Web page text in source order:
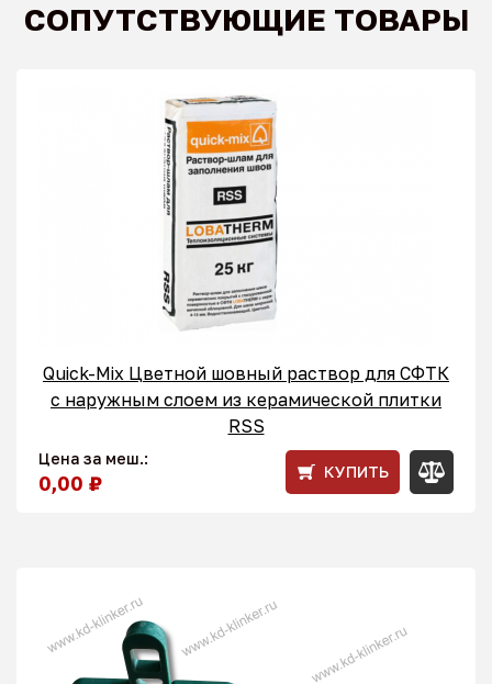
СОПУТСТВУЮЩИЕ ТОВАРЫ
Quick-Mix Цветной шовный раствор для СФТК
с наружным слоем из керамической плитки
RSS
Цена за меш.:
0,00 ₽ КУПИТЬ